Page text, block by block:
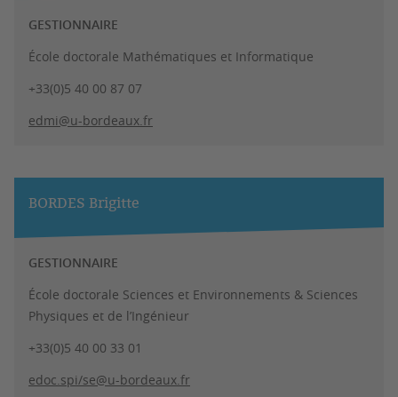
GESTIONNAIRE
École doctorale Mathématiques et Informatique
+33(0)5 40 00 87 07
edmi@u-bordeaux.fr
BORDES Brigitte
GESTIONNAIRE
École doctorale Sciences et Environnements & Sciences
Physiques et de l’Ingénieur
+33(0)5 40 00 33 01
edoc.spi/se@u-bordeaux.fr